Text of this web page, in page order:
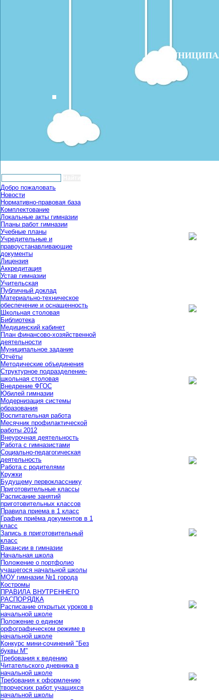
Добро пожаловать
Новости
Нормативно-правовая база
Комплектование
Локальные акты гимназии
Планы работ гимназии
Учебные планы
Учредительные и
правоустанавливающие
документы
Лицензия
Аккредитация
Устав гимназии
Учительская
Публичный доклад
Материально-техническое
обеспечение и оснащенность
Школьная столовая
Библиотека
Медицинский кабинет
План финансово-хозяйственной
деятельности
Муниципальное задание
Отчёты
Методические объединения
Структурное подразделение-
школьная столовая
Внедрение ФГОС
Юбилей гимназии
Модернизация системы
образования
Воспитательная работа
Месячник профилактической
работы 2012
Внеурочная деятельность
Работа с гимназистами
Социально-педагогическая
деятельность
Работа с родителями
Кружки
Будущему первокласснику
Приготовительные классы
Расписание занятий
приготовительных классов
Правила приема в 1 класс
График приёма документов в 1
класс
Запись в приготовительный
класс
Вакансии в гимназии
Начальная школа
Положение о портфолио
учащегося начальной школы
МОУ гимназии №1 города
Костромы
ПРАВИЛА ВНУТРЕННЕГО
РАСПОРЯДКА
Расписание открытых уроков в
начальной школе
Положение о едином
орфографическом режиме в
начальной школе
Конкурс мини-сочинений "Без
буквы М"
Требования к ведению
Читательского дневника в
начальной школе
Требования к оформлению
творческих работ учащихся
начальной школы